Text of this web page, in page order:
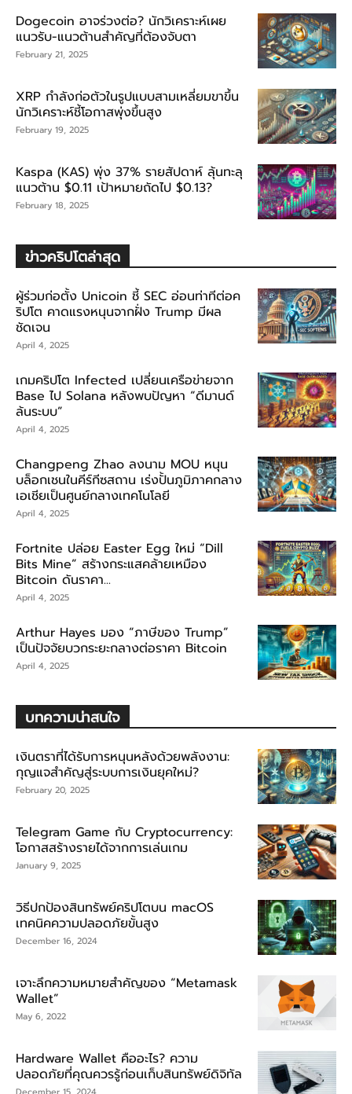
Dogecoin อาจร่วงต่อ? นักวิเคราะห์เผย
แนวรับ-แนวต้านสำคัญที่ต้องจับตา
February 21, 2025
XRP กำลังก่อตัวในรูปแบบสามเหลี่ยมขาขึ้น
นักวิเคราะห์ชี้โอกาสพุ่งขึ้นสูง
February 19, 2025
Kaspa (KAS) พุ่ง 37% รายสัปดาห์ ลุ้นทะลุ
แนวต้าน $0.11 เป้าหมายถัดไป $0.13?
February 18, 2025
ข่าวคริปโตล่าสุด
ผู้ร่วมก่อตั้ง Unicoin ชี้ SEC อ่อนท่าทีต่อค
ริปโต คาดแรงหนุนจากฝั่ง Trump มีผล
ชัดเจน
April 4, 2025
เกมคริปโต Infected เปลี่ยนเครือข่ายจาก
Base ไป Solana หลังพบปัญหา “ดีมานด์
ล้นระบบ”
April 4, 2025
Changpeng Zhao ลงนาม MOU หนุน
บล็อกเชนในคีร์กีซสถาน เร่งปั้นภูมิภาคกลาง
เอเชียเป็นศูนย์กลางเทคโนโลยี
April 4, 2025
Fortnite ปล่อย Easter Egg ใหม่ “Dill
Bits Mine” สร้างกระแสคล้ายเหมือง
Bitcoin ดันราคา...
April 4, 2025
Arthur Hayes มอง “ภาษีของ Trump”
เป็นปัจจัยบวกระยะกลางต่อราคา Bitcoin
April 4, 2025
บทความน่าสนใจ
เงินตราที่ได้รับการหนุนหลังด้วยพลังงาน:
กุญแจสำคัญสู่ระบบการเงินยุคใหม่?
February 20, 2025
Telegram Game กับ Cryptocurrency:
โอกาสสร้างรายได้จากการเล่นเกม
January 9, 2025
วิธีปกป้องสินทรัพย์คริปโตบน macOS
เทคนิคความปลอดภัยขั้นสูง
December 16, 2024
เจาะลึกความหมายสำคัญของ “Metamask
Wallet”
May 6, 2022
Hardware Wallet คืออะไร? ความ
ปลอดภัยที่คุณควรรู้ก่อนเก็บสินทรัพย์ดิจิทัล